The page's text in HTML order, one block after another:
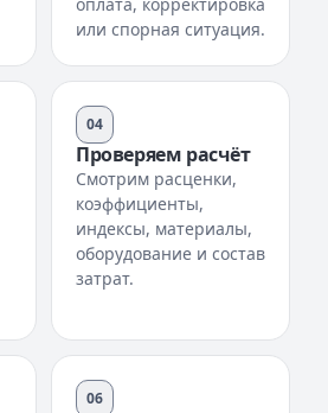
или спорная ситуация.
04
Проверяем расчёт
Смотрим расценки,
коэффициенты,
индексы, материалы,
оборудование и состав
затрат.
06